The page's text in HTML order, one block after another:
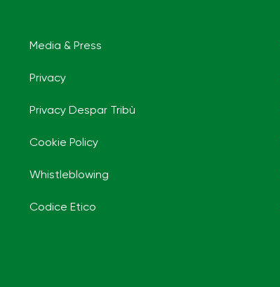
Media & Press
Privacy
Privacy Despar Tribù
Cookie Policy
Whistleblowing
Codice Etico